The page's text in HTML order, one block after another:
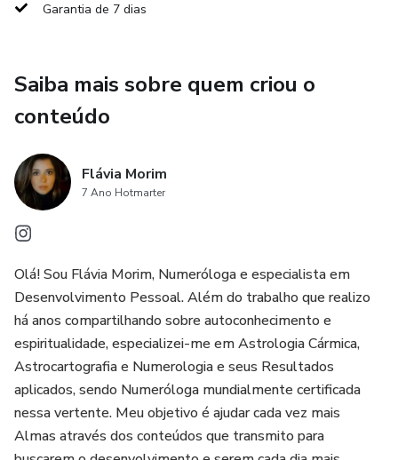
Como Funciona:
arquivo com as instruções para enviar sua pergunta.
A pergunta deve ser direta e específica, relacionada a uma
situação que você deseja compreender neste momento.
O que você Recebe:
Um áudio personalizado, enviado diretamente para você,
com a leitura e orientação sobre a situação apresentada. O
envio é feito no mesmo dia (em até 24h), respeitando a
ordem de chegada das perguntas.
Garantia de 7 dias
Saiba mais sobre quem criou o
conteúdo
Flávia Morim
7 Ano Hotmarter
Olá! Sou Flávia Morim, Numeróloga e especialista em
Desenvolvimento Pessoal. Além do trabalho que realizo
há anos compartilhando sobre autoconhecimento e
espiritualidade, especializei-me em Astrologia Cármica,
Astrocartografia e Numerologia e seus Resultados
aplicados, sendo Numeróloga mundialmente certificada
nessa vertente. Meu objetivo é ajudar cada vez mais
Almas através dos conteúdos que transmito para